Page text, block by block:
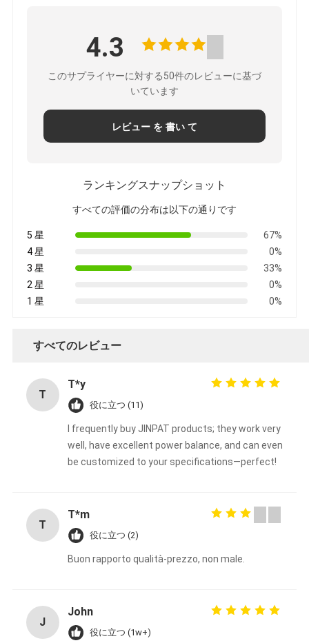
4.3
このサプライヤーに対する50件のレビューに基づ
いています
レビュー を 書い て
ランキングスナップショット
すべての評価の分布は以下の通りです
5 星
67%
4 星
0%
3 星
33%
2 星
0%
1 星
0%
すべてのレビュー
T
T*y
役に立つ (11)
I frequently buy JINPAT products; they work very
well, have excellent power balance, and can even
be customized to your specifications—perfect!
T
T*m
役に立つ (2)
Buon rapporto qualità-prezzo, non male.
J
John
役に立つ (1w+)